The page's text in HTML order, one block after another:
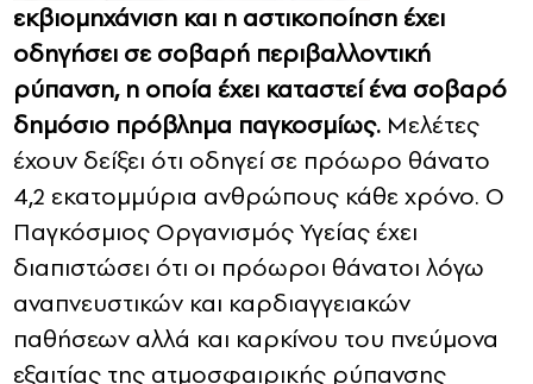
εκβιομηχάνιση και η αστικοποίηση έχει
οδηγήσει σε σοβαρή περιβαλλοντική
ρύπανση, η οποία έχει καταστεί ένα σοβαρό
δημόσιο πρόβλημα παγκοσμίως. Μελέτες
έχουν δείξει ότι οδηγεί σε πρόωρο θάνατο
4,2 εκατομμύρια ανθρώπους κάθε χρόνο. Ο
Παγκόσμιος Οργανισμός Υγείας έχει
διαπιστώσει ότι οι πρόωροι θάνατοι λόγω
αναπνευστικών και καρδιαγγειακών
παθήσεων αλλά και καρκίνου του πνεύμονα
εξαιτίας της ατμοσφαιρικής ρύπανσης